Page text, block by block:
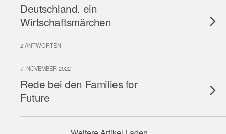
Deutschland, ein
Wirtschaftsmärchen
2 ANTWORTEN
7. NOVEMBER 2022
Rede bei den Families for
Future